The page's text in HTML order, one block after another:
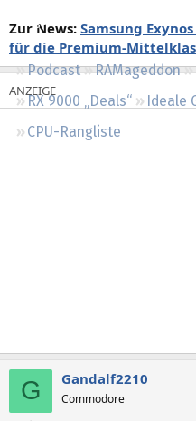
Regeln
Podcast RAMageddon
RX 9000 „Deals“
Ideale
CPU-Rangliste
Zur News: Samsung
für die Premium-
G Gandalf2210
Commodore